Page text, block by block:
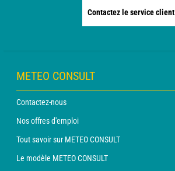
Contactez le service client
METEO CONSULT
Contactez-nous
Nos offres d'emploi
Tout savoir sur METEO CONSULT
Le modèle METEO CONSULT